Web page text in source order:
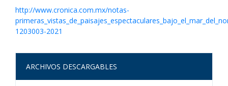
http://www.cronica.com.mx/notas-
1203003-2021
ARCHIVOS DESCARGABLES